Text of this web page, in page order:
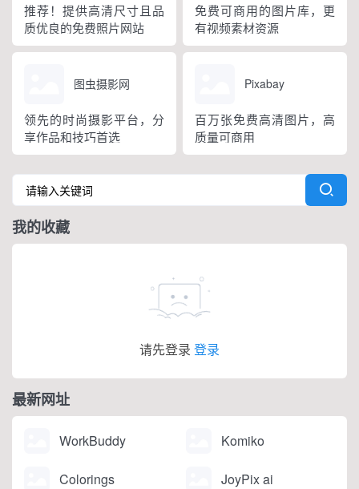
推荐！提供高清尺寸且品
质优良的免费照片网站
免费可商用的图片库，更
有视频素材资源
图虫摄影网
领先的时尚摄影平台，分
享作品和技巧首选
Pixabay
百万张免费高清图片，高
质量可商用
我的收藏
请先登录 登录
最新网址
WorkBuddy Komiko
Colorings JoyPix ai